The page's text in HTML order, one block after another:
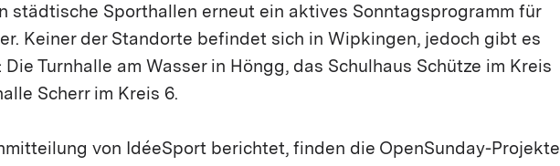
städtische Sporthallen erneut ein aktives Sonntagsprogramm für
Keiner der Standorte befindet sich in Wipkingen, jedoch gibt es
Die Turnhalle am Wasser in Höngg, das Schulhaus Schütze im Kreis
Scherr im Kreis 6.
von IdéeSport berichtet, finden die OpenSunday-Projekte